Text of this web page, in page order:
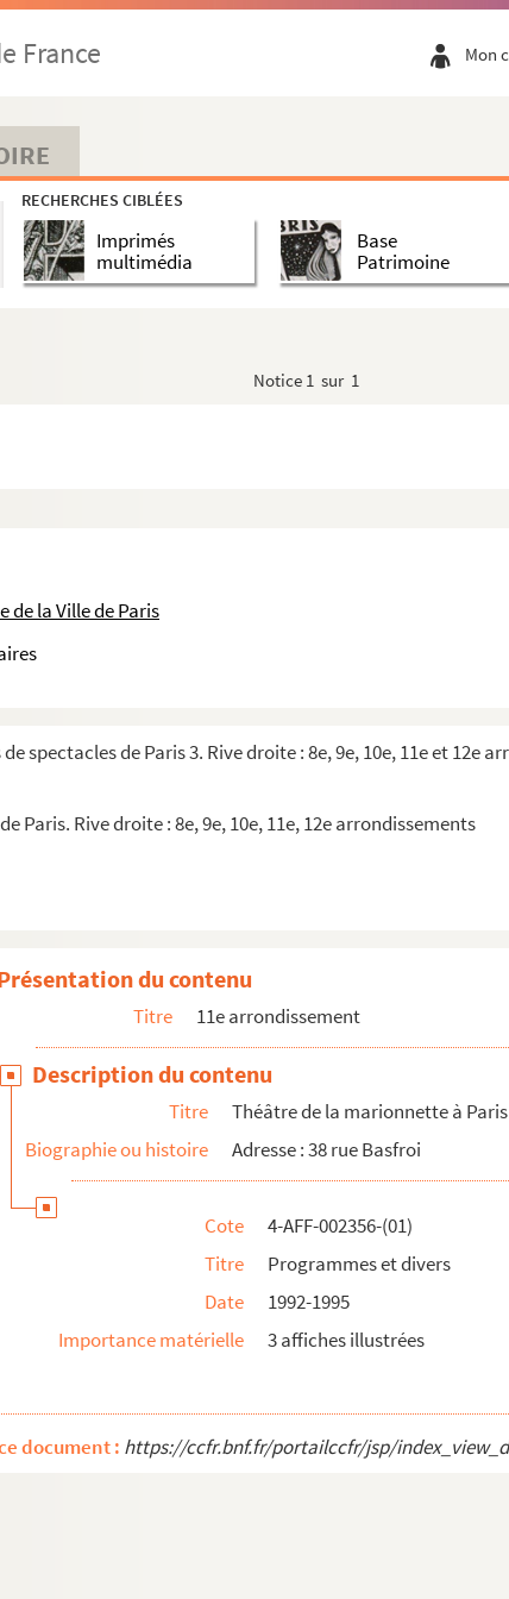
France Mon
RECHERCHES CIBLÉES
Imprimés
multimédia
Base
Patrimoine
Notice 1 sur 1
la Ville de Paris
spectacles de Paris 3. Rive droite : 8e, 9e, 10e, 11e et 12e
Paris. Rive droite : 8e, 9e, 10e, 11e, 12e arrondissements
du contenu
Titre 11e arrondissement
Description du contenu
Titre
Théâtre de la marionnette à Paris
Biographie ou histoire
Adresse : 38 rue Basfroi
Cote
4-AFF-002356-(01)
Titre
Programmes et divers
Date
1992-1995
Importance matérielle
3 affiches illustrées
document : https://ccfr.bnf.fr/portailccfr/jsp/